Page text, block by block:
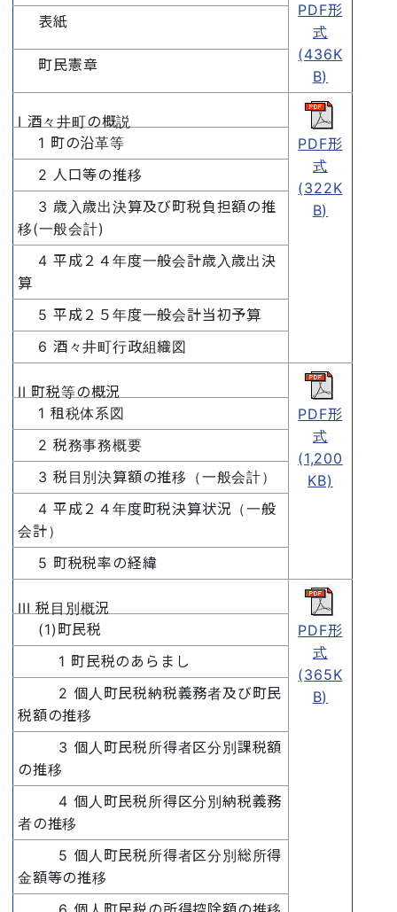
PDF形
式
(436K
B)
表紙
町民憲章
I 酒々井町の概説
PDF形
式
(322K
B)
1 町の沿革等
2 人口等の推移
3 歳入歳出決算及び町税負担額の推
移(一般会計)
4 平成２４年度一般会計歳入歳出決
算
5 平成２５年度一般会計当初予算
6 酒々井町行政組織図
II 町税等の概況
PDF形
式
(1,200
KB)
1 租税体系図
2 税務事務概要
3 税目別決算額の推移（一般会計）
4 平成２４年度町税決算状況（一般
会計）
5 町税税率の経緯
III 税目別概況
PDF形
式
(365K
B)
(1)町民税
1 町民税のあらまし
2 個人町民税納税義務者及び町民
税額の推移
3 個人町民税所得者区分別課税額
の推移
4 個人町民税所得区分別納税義務
者の推移
5 個人町民税所得者区分別総所得
金額等の推移